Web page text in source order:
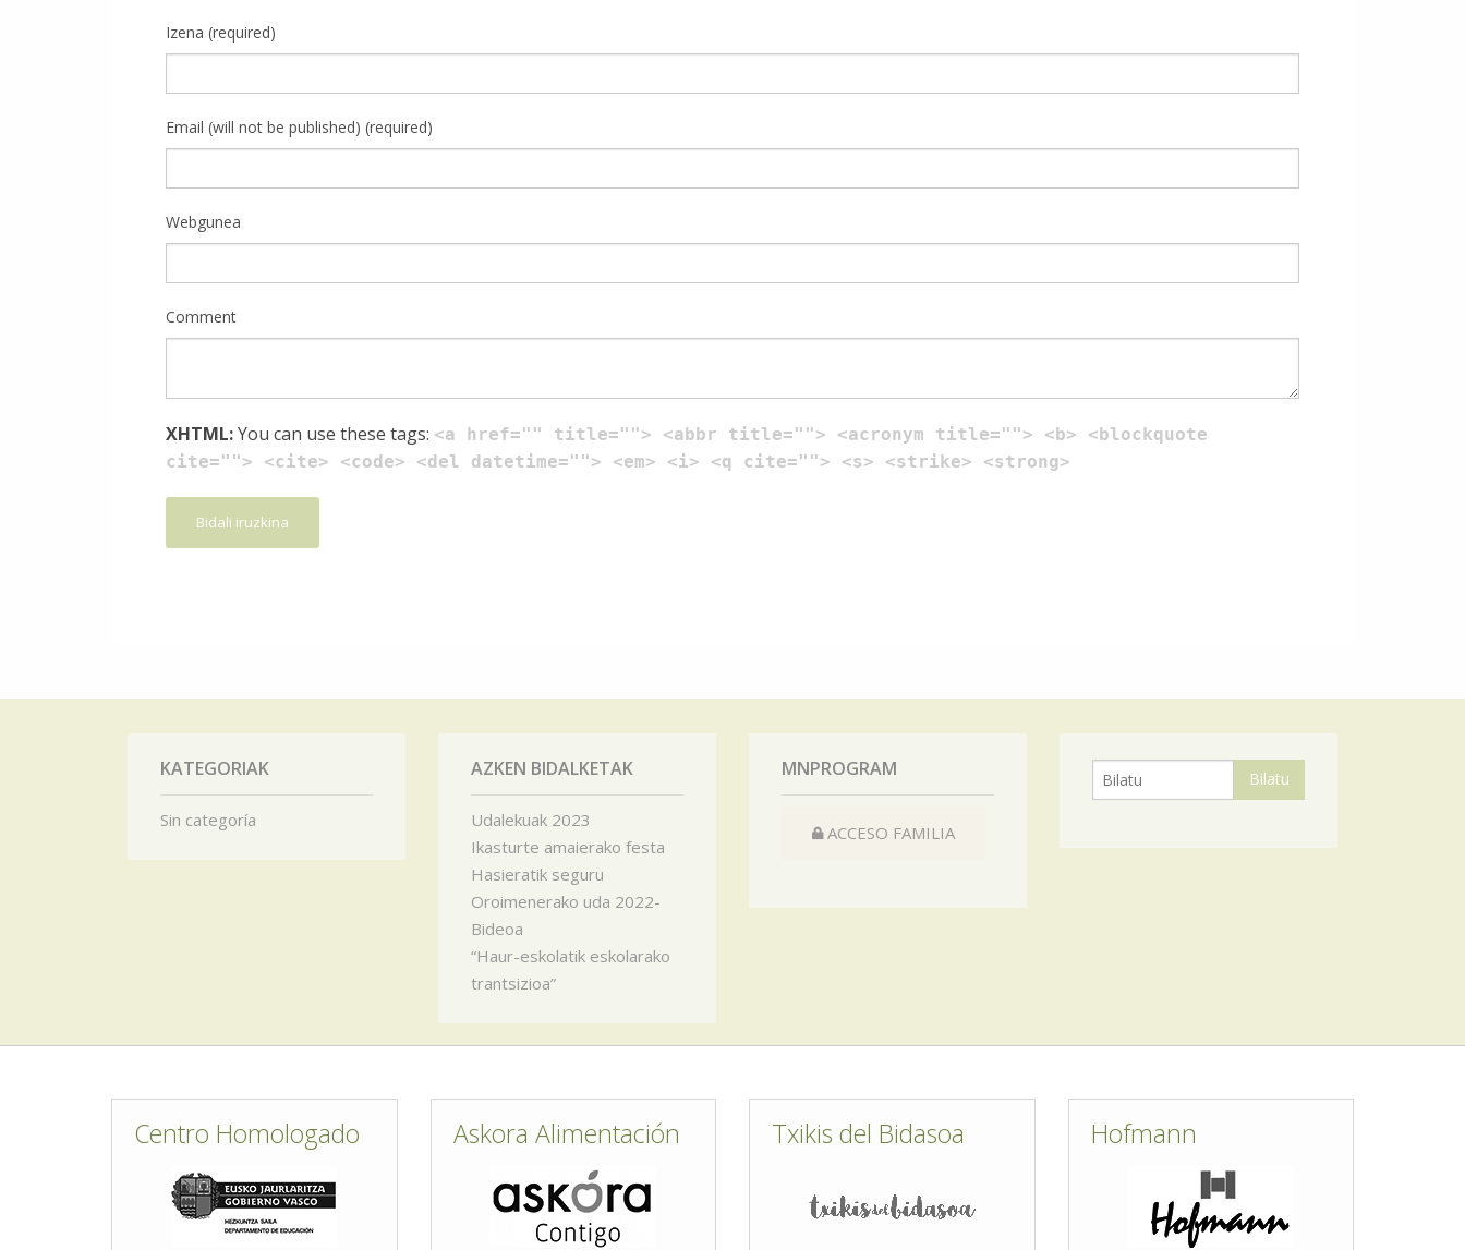
Izena (required)
Email (will not be published) (required)
Webgunea
Comment
XHTML:You can use these tags: <a href="" title=""> <abbr title=""> <acronym title=""> <b> <blockquote
cite=""> <cite> <code> <del datetime=""> <em> <i> <q cite=""> <s> <strike> <strong>
KATEGORIAK
Sin categoría
AZKEN BIDALKETAK
Udalekuak 2023
Ikasturte amaierako festa
Hasieratik seguru
Oroimenerako uda 2022-
Bideoa
“Haur-eskolatik eskolarako
trantsizioa”
MNPROGRAM
ACCESO FAMILIA
Centro Homologado Askora Alimentación Txikis del Bidasoa Hofmann